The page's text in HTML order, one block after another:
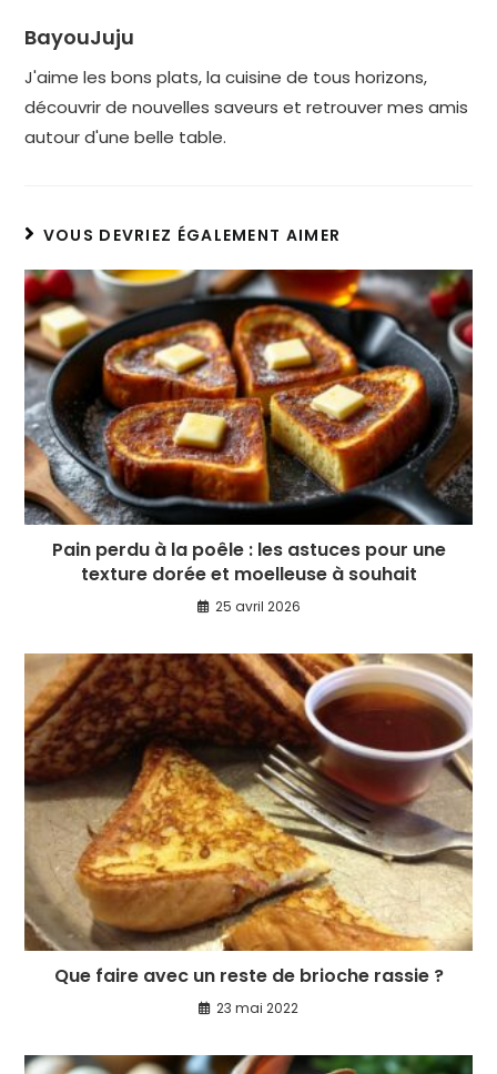
BayouJuju
J'aime les bons plats, la cuisine de tous horizons,
découvrir de nouvelles saveurs et retrouver mes amis
autour d'une belle table.
VOUS DEVRIEZ ÉGALEMENT AIMER
Pain perdu à la poêle : les astuces pour une
texture dorée et moelleuse à souhait
25 avril 2026
Que faire avec un reste de brioche rassie ?
23 mai 2022